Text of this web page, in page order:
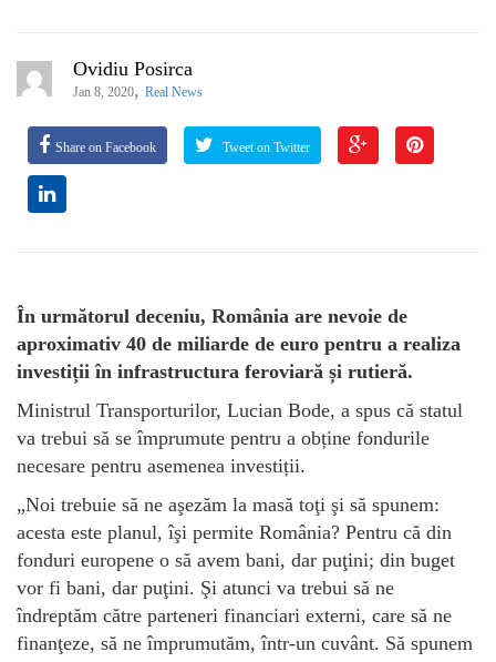
Ovidiu Posirca
Jan 8, 2020, Real News
Share on Facebook Tweet on Twitter
În următorul deceniu, România are nevoie de
aproximativ 40 de miliarde de euro pentru a realiza
investiții în infrastructura feroviară și rutieră.
Ministrul Transporturilor, Lucian Bode, a spus că statul
va trebui să se împrumute pentru a obține fondurile
necesare pentru asemenea investiții.
„Noi trebuie să ne aşezăm la masă toţi şi să spunem:
acesta este planul, îşi permite România? Pentru că din
fonduri europene o să avem bani, dar puţini; din buget
vor fi bani, dar puţini. Şi atunci va trebui să ne
îndreptăm către parteneri financiari externi, care să ne
finanţeze, să ne împrumutăm, într-un cuvânt. Să spunem